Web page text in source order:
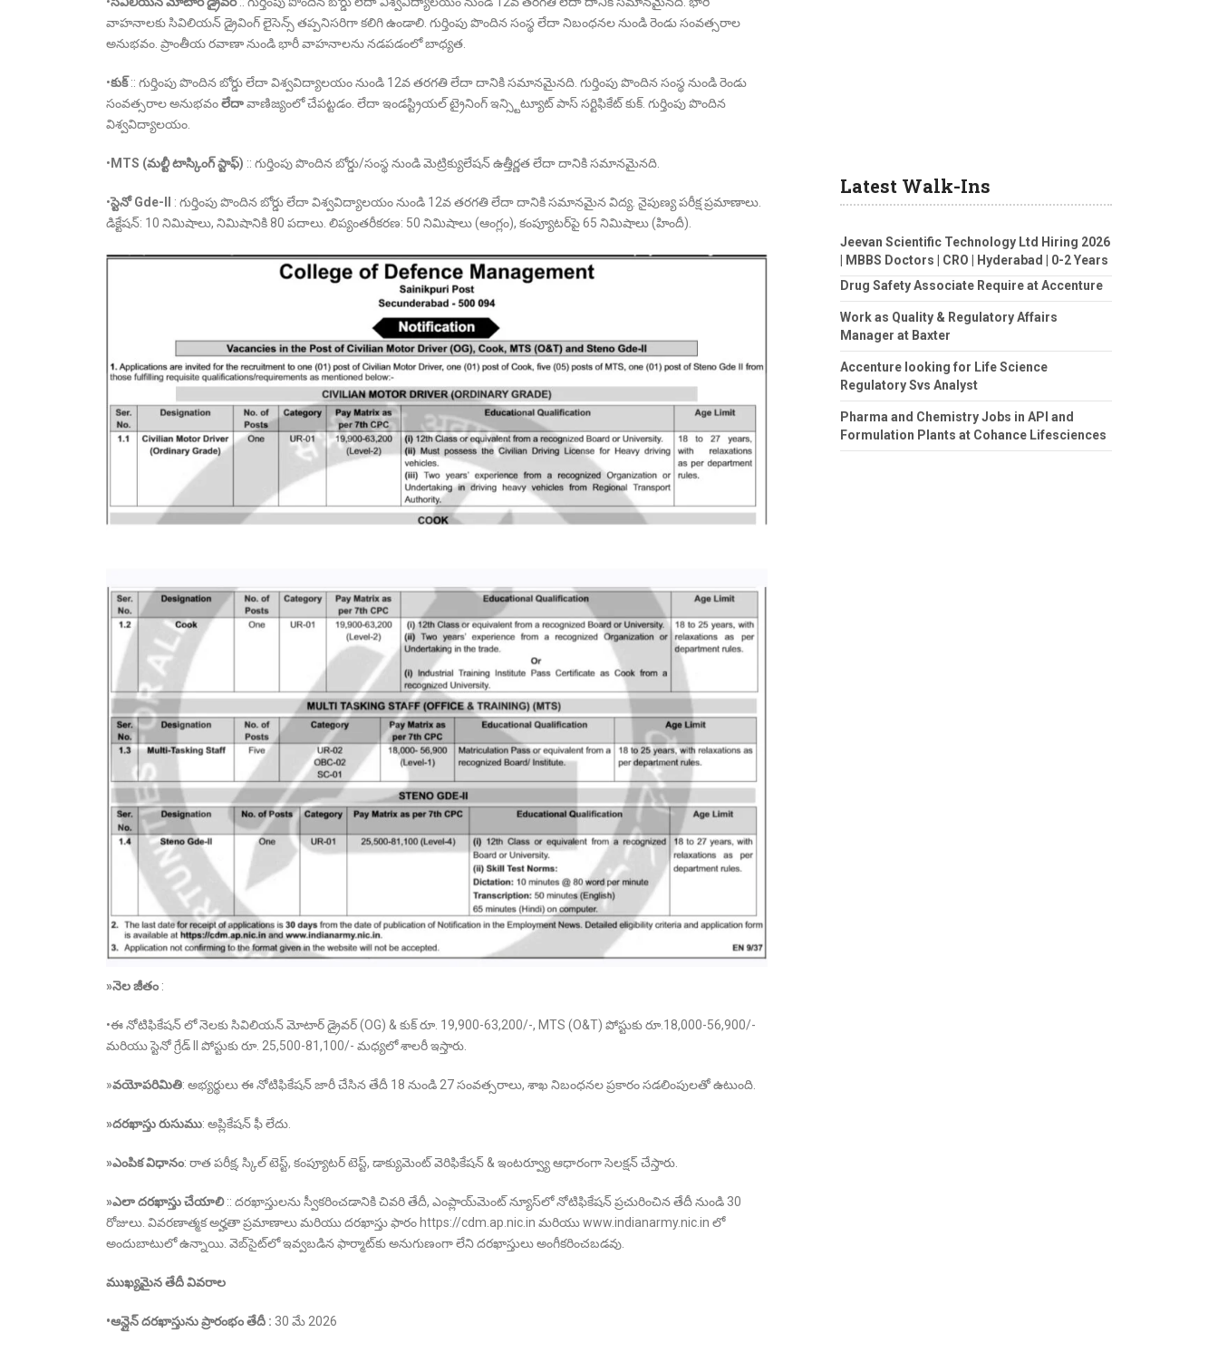
వాహనాలకు సివిలియన్ డ్రైవింగ్ లైసెన్స్ తప్పనిసరిగా కలిగి ఉండాలి. గుర్తింపు పొందిన సంస్థ లేదా నిబంధనల నుండి రెండు సంవత్సరాల
అనుభవం. ప్రాంతీయ రవాణా నుండి భారీ వాహనాలను నడపడంలో బాధ్యత.
•కుక్:: గుర్తింపు పొందిన బోర్డు లేదా విశ్వవిద్యాలయం నుండి 12వ తరగతి లేదా దానికి సమానమైనది. గుర్తింపు పొందిన సంస్థ నుండి రెండు
సంవత్సరాల అనుభవంలేదావాణిజ్యంలో చేపట్టడం. లేదా ఇండస్ట్రియల్ ట్రైనింగ్ ఇన్స్టిట్యూట్ పాస్ సర్టిఫికేట్ కుక్. గుర్తింపు పొందిన
విశ్వవిద్యాలయం.
• MTS (మల్టీ టాస్కింగ్ స్టాఫ్) :: గుర్తింపు పొందిన బోర్డు/సంస్థ నుండి మెట్రిక్యులేషన్ ఉత్తీర్ణత లేదా దానికి సమానమైనది.
•స్టెనో Gde-ll : గుర్తింపు పొందిన బోర్డు లేదా విశ్వవిద్యాలయం నుండి 12వ తరగతి లేదా దానికి సమానమైన విద్య. నైపుణ్య పరీక్ష ప్రమాణాలు.
డిక్టేషన్: 10 నిమిషాలు, నిమిషానికి 80 పదాలు. లిప్యంతరీకరణ: 50 నిమిషాలు (ఆంగ్లం), కంప్యూటర్‌పై 65 నిమిషాలు (హిందీ).
»నెల జీతం :
•ఈ నోటిఫికేషన్ లో నెలకు సివిలియన్ మోటార్ డ్రైవర్ (OG) & కుక్ రూ. 19,900-63,200/-, MTS (O&T) పోస్టుకు రూ.18,000-56,900/-
మరియు స్టెనో గ్రేడ్ II పోస్టుకు రూ. 25,500-81,100/- మధ్యలో శాలరీ ఇస్తారు.
»వయోపరిమితి: అభ్యర్థులు ఈ నోటిఫికేషన్ జారీ చేసిన తేదీ 18 నుండి 27 సంవత్సరాలు, శాఖ నిబంధనల ప్రకారం సడలింపులతో ఉటుంది.
»దరఖాస్తు రుసుము: అప్లికేషన్ ఫీ లేదు.
»ఎంపిక విధానం: రాత పరీక్ష, స్కిల్ టెస్ట్, కంప్యూటర్ టెస్ట్, డాక్యుమెంట్ వెరిఫికేషన్ & ఇంటర్వ్యూ ఆధారంగా సెలక్షన్ చేస్తారు.
»ఎలా దరఖాస్తు చేయాలి:: దరఖాస్తులను స్వీకరించడానికి చివరి తేదీ, ఎంప్లాయ్‌మెంట్ న్యూస్‌లో నోటిఫికేషన్ ప్రచురించిన తేదీ నుండి 30
రోజులు. వివరణాత్మక అర్హతా ప్రమాణాలు మరియు దరఖాస్తు ఫారం https://cdm.ap.nic.in మరియు www.indianarmy.nic.in లో
అందుబాటులో ఉన్నాయి. వెబ్‌సైట్‌లో ఇవ్వబడిన ఫార్మాట్‌కు అనుగుణంగా లేని దరఖాస్తులు అంగీకరించబడవు.
ముఖ్యమైన తేదీ వివరాల
•ఆన్లైన్ దరఖాస్తును ప్రారంభం తేదీ : 30 మే 2026
Latest Walk-Ins
Jeevan Scientific Technology Ltd Hiring 2026
| MBBS Doctors | CRO | Hyderabad | 0-2 Years
Drug Safety Associate Require at Accenture
Work as Quality & Regulatory Affairs
Manager at Baxter
Accenture looking for Life Science
Regulatory Svs Analyst
Pharma and Chemistry Jobs in API and
Formulation Plants at Cohance Lifesciences